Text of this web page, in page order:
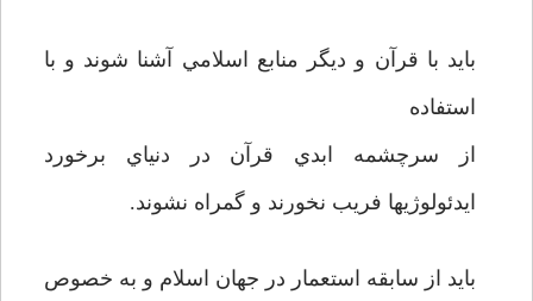
بايد با قرآن و ديگر منابع اسلامي آشنا شوند و با
استفاده
از سرچشمه ابدي قرآن در دنياي برخورد
ايدئولوژيها فريب نخورند و گمراه نشوند.
بايد از سابقه استعمار در جهان اسلام و به خصوص